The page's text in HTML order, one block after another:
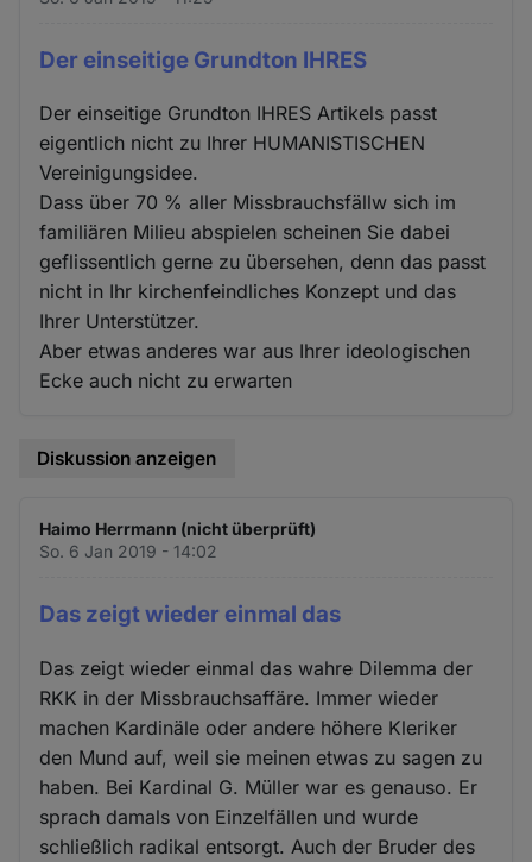
Der einseitige Grundton IHRES
Der einseitige Grundton IHRES Artikels passt
eigentlich nicht zu Ihrer HUMANISTISCHEN
Vereinigungsidee.
Dass über 70 % aller Missbrauchsfällw sich im
familiären Milieu abspielen scheinen Sie dabei
geflissentlich gerne zu übersehen, denn das passt
nicht in Ihr kirchenfeindliches Konzept und das
Ihrer Unterstützer.
Aber etwas anderes war aus Ihrer ideologischen
Ecke auch nicht zu erwarten
Diskussion anzeigen
Haimo Herrmann (nicht überprüft)
So. 6 Jan 2019 - 14:02
Das zeigt wieder einmal das
Das zeigt wieder einmal das wahre Dilemma der
RKK in der Missbrauchsaffäre. Immer wieder
machen Kardinäle oder andere höhere Kleriker
den Mund auf, weil sie meinen etwas zu sagen zu
haben. Bei Kardinal G. Müller war es genauso. Er
sprach damals von Einzelfällen und wurde
schließlich radikal entsorgt. Auch der Bruder des